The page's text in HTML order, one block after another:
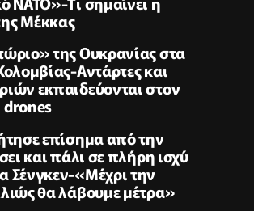
Μέκκας
της Ουκρανίας στα
Αντάρτες και
εκπαιδεύονται στον
επίσημα από την
και πάλι σε πλήρη ισχύ
Σένγκεν-«Μέχρι την
θα λάβουμε μέτρα»